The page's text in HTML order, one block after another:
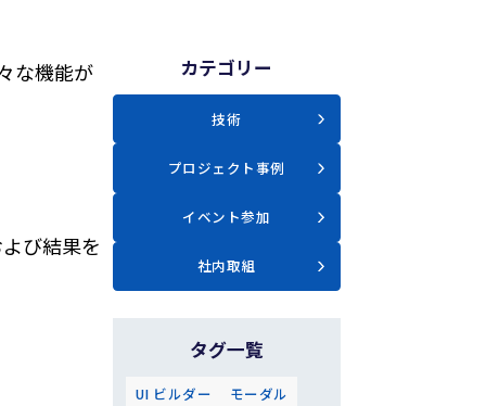
な機能が
び結果を
カテゴリー
技術
プロジェクト事例
イベント参加
社内取組
タグ一覧
UI ビルダー
モーダル